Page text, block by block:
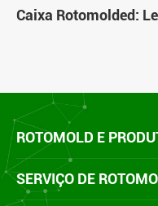
Caixa Rotomolded:
ROTOMOLD E
SERVIÇO DE